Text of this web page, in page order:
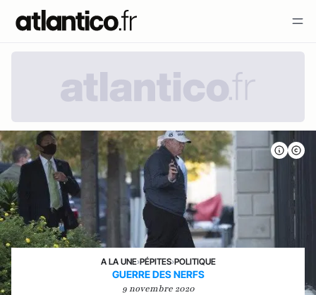
A LA UNE›PÉPITES›POLITIQUE
GUERRE DES NERFS
9 novembre 2020